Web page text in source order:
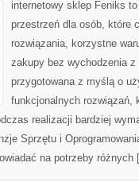
internetowy sklep Feniks
przestrzeń dla osób, które
rozwiązania, korzystne
zakupy bez wychodzenia z
przygotowana z myślą o
funkcjonalnych rozwiązań,
realizacji bardziej
Sprzętu i
na potrzeby